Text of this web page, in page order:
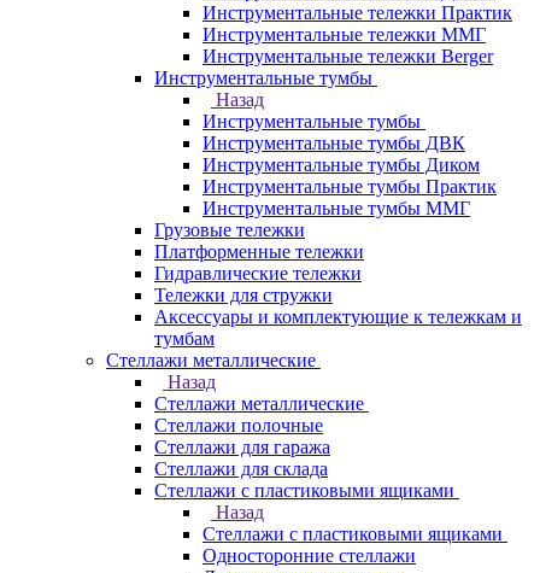
Инструментальные тележки Практик
Инструментальные тележки ММГ
Инструментальные тележки Berger
Инструментальные тумбы
Назад
Инструментальные тумбы
Инструментальные тумбы ДВК
Инструментальные тумбы Диком
Инструментальные тумбы Практик
Инструментальные тумбы ММГ
Грузовые тележки
Платформенные тележки
Гидравлические тележки
Тележки для стружки
Аксесcуары и комплектующие к тележкам и
тумбам
Стеллажи металлические
Назад
Стеллажи металлические
Стеллажи полочные
Стеллажи для гаража
Стеллажи для склада
Стеллажи с пластиковыми ящиками
Назад
Стеллажи с пластиковыми ящиками
Односторонние стеллажи